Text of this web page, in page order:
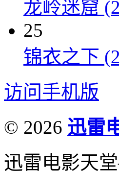
龙岭迷窟
25
锦衣之下
访问手机版
© 2026 迅雷
迅雷电影天